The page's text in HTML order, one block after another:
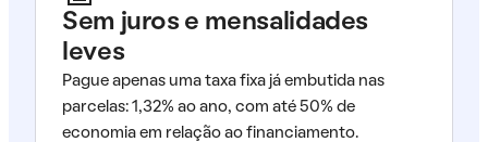
Sem juros e mensalidades
leves
Pague apenas uma taxa fixa já embutida nas
parcelas: 1,32% ao ano, com até 50% de
economia em relação ao financiamento.